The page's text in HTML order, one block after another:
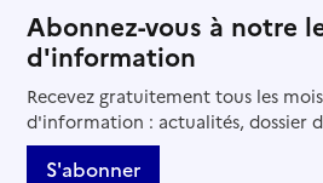
Abonnez-vous à notre
d'information
Recevez gratuitement tous les
d'information : actualités, dossier
S'abonner